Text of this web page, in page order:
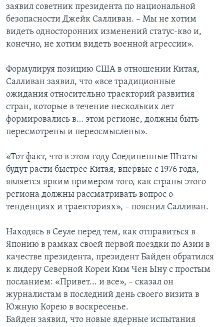
заявил советник президента по национальной
безопасности Джейк Салливан. – Мы не хотим
видеть односторонних изменений статус-кво и,
конечно, не хотим видеть военной агрессии».
Формулируя позицию США в отношении Китая,
Салливан заявил, что «все традиционные
ожидания относительно траекторий развития
стран, которые в течение нескольких лет
формировались в… этом регионе, должны быть
пересмотрены и переосмыслены».
«Тот факт, что в этом году Соединенные Штаты
будут расти быстрее Китая, впервые с 1976 года,
является ярким примером того, как страны этого
региона должны рассматривать вопрос о
тенденциях и траекториях», – пояснил Салливан.
Находясь в Сеуле перед тем, как отправиться в
Японию в рамках своей первой поездки по Азии в
качестве президента, президент Байден обратился
к лидеру Северной Кореи Ким Чен Ыну с простым
посланием: «Привет... и все», – сказал он
журналистам в последний день своего визита в
Южную Корею в воскресенье.
Байден заявил, что новые ядерные испытания